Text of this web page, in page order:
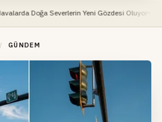
Severlerin Yeni Gözdesi Oluyor Büyükşehir,
/ GÜNDEM